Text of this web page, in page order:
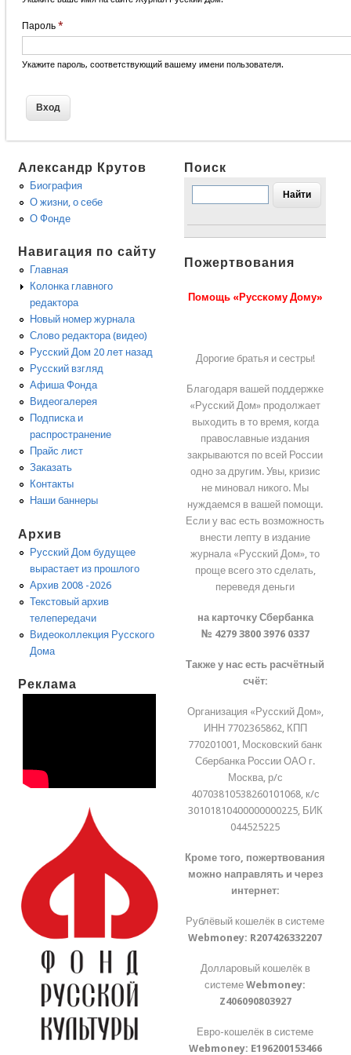
Пароль *
Укажите пароль, соответствующий вашему имени пользователя.
Александр Крутов
Биография
О жизни, о себе
О Фонде
Навигация по сайту
Главная
Колонка главного
редактора
Новый номер журнала
Слово редактора (видео)
Русский Дом 20 лет назад
Русский взгляд
Афиша Фонда
Видеогалерея
Подписка и
распространение
Прайс лист
Заказать
Контакты
Наши баннеры
Архив
Русский Дом будущее
вырастает из прошлого
Архив 2008 -2026
Текстовый архив
телепередачи
Видеоколлекция Русского
Дома
Реклама
Поиск
Пожертвования
Помощь «Русскому Дому»
Дорогие братья и сестры!
Благодаря вашей поддержке
«Русский Дом» продолжает
выходить в то время, когда
православные издания
закрываются по всей России
одно за другим. Увы, кризис
не миновал никого. Мы
нуждаемся в вашей помощи.
Если у вас есть возможность
внести лепту в издание
журнала «Русский Дом», то
проще всего это сделать,
переведя деньги
на карточку Сбербанка
№ 4279 3800 3976 0337
Также у нас есть расчётный
счёт:
Организация «Русский Дом»,
ИНН 7702365862, КПП
770201001, Московский банк
Сбербанка России ОАО г.
Москва, р/с
40703810538260101068, к/с
30101810400000000225, БИК
044525225
Кроме того, пожертвования
можно направлять и через
интернет:
Рублёвый кошелёк в системе
Webmoney: R207426332207
Долларовый кошелёк в
системеWebmoney:
Z406090803927
Евро-кошелёк в системе
Webmoney: E196200153466